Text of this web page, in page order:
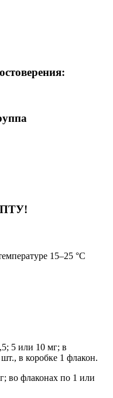
15–25 °C
5 или 10 мг; в
в коробке 1 флакон.
во флаконах по 1 или